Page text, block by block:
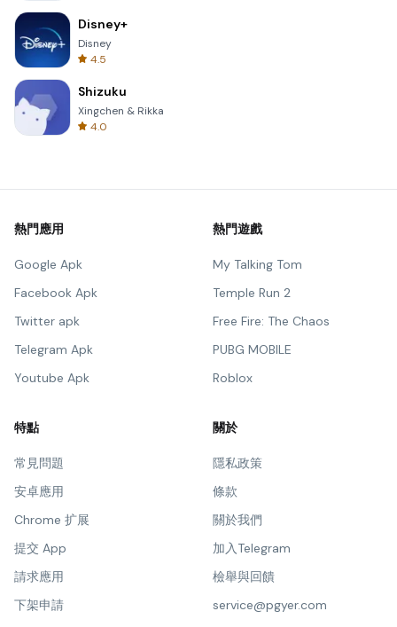
Disney+
Disney
4.5
Shizuku
Xingchen & Rikka
4.0
熱門應用
Google Apk
Facebook Apk
Twitter apk
Telegram Apk
Youtube Apk
熱門遊戲
My Talking Tom
Temple Run 2
Free Fire: The Chaos
PUBG MOBILE
Roblox
特點
常見問題
安卓應用
Chrome 扩展
提交 App
請求應用
下架申請
關於
隱私政策
條款
關於我們
加入Telegram
檢舉與回饋
service@pgyer.com